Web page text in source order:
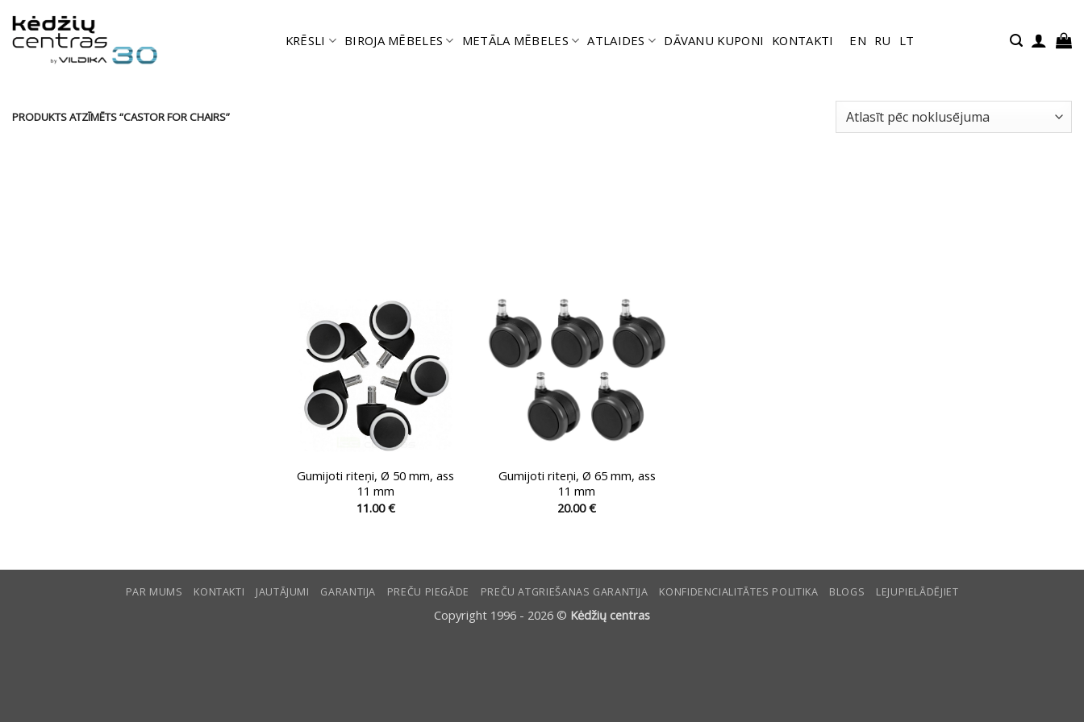
content
KRĒSLI BIROJA MĒBELES METĀLA MĒBELES ATLAIDES DĀVANU KUPONI KONTAKTI EN RU LT
PRODUKTS ATZĪMĒTS “CASTOR FOR CHAIRS”
Gumijoti riteņi, Ø 50 mm, ass
11 mm
11.00€
Gumijoti riteņi, Ø 65 mm, ass
11 mm
20.00€
PAR MUMS KONTAKTI JAUTĀJUMI GARANTIJA PREČU PIEGĀDE PREČU ATGRIEŠANAS GARANTIJA KONFIDENCIALITĀTES POLITIKA BLOGS LEJUPIELĀDĒJIET
Copyright 1996 - 2026 © Kėdžių centras